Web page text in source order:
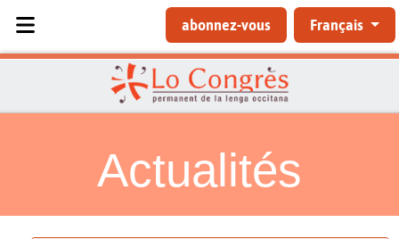
abonnez-vous Français
Actualités